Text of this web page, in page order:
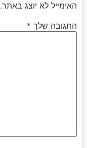
האימייל לא יוצג באתר.
התגובה שלך *